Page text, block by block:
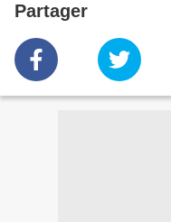
Partager